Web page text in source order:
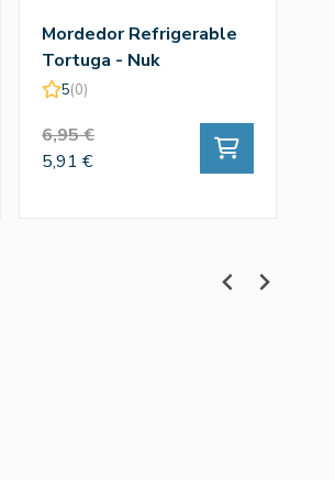
Mordedor Refrigerable
Tortuga - Nuk
5(0)
6,95 €
5,91 €